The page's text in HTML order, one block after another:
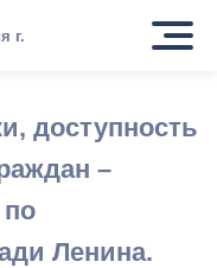
г.
доступность
–
Ленина.